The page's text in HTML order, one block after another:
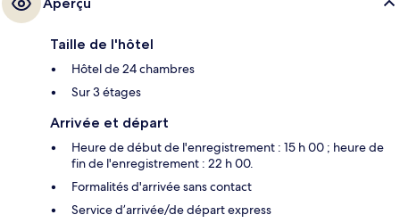
Taille de l'hôtel
Hôtel de 24 chambres
Sur 3 étages
Arrivée et départ
Heure de début de l'enregistrement : 15 h 00 ; heure de
fin de l'enregistrement : 22 h 00.
Formalités d'arrivée sans contact
Service d’arrivée/de départ express